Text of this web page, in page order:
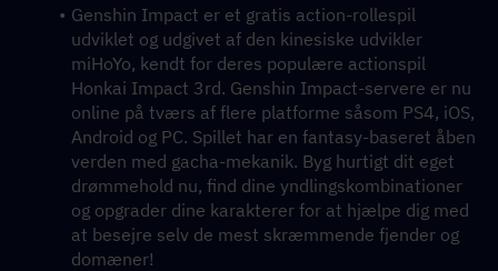
Genshin Impact er et gratis action-rollespil
udviklet og udgivet af den kinesiske udvikler
miHoYo, kendt for deres populære actionspil
Honkai Impact 3rd. Genshin Impact-servere er nu
online på tværs af flere platforme såsom PS4, iOS,
Android og PC. Spillet har en fantasy-baseret åben
verden med gacha-mekanik. Byg hurtigt dit eget
drømmehold nu, find dine yndlingskombinationer
og opgrader dine karakterer for at hjælpe dig med
at besejre selv de mest skræmmende fjender og
domæner!